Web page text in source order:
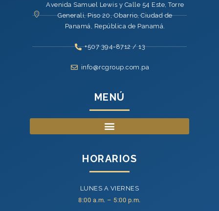
Avenida Samuel Lewis y Calle 54 Este, Torre
Generali, Piso 20, Obarrio, Ciudad de
Panamá, República de Panamá.
+507 394-8712 / 13
info@rcgroup.com.pa
MENÚ
HORARIOS
LUNES A VIERNES
8:00 a.m. – 5:00 p.m.